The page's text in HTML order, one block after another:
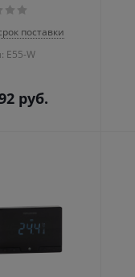
поставки
E55-W
руб.